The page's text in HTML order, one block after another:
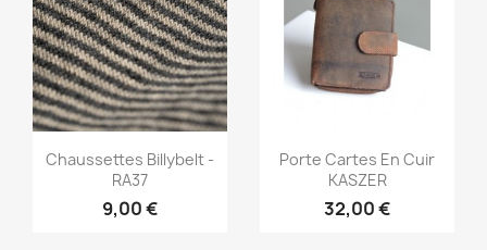
Aperçu rapide
Chaussettes Billybelt -
RA37
9,00 €
Aperçu rapide
Porte Cartes En Cuir
KASZER
32,00 €